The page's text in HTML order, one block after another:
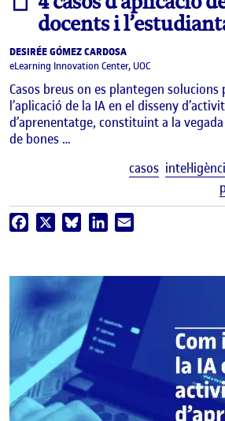
docents i
DESIRÉE GÓMEZ CARDOSA
eLearning Innovation Center, UOC
Casos breus on es plantegen solucions
l’aplicació de la IA en el disseny
d’aprenentatge, constituint a la
de bones …
casos
Facebook BlueskyLinkedIn